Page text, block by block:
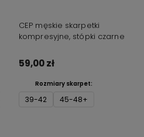
CEP męskie skarpetki
kompresyjne, stópki czarne
59,00 zł
Rozmiary skarpet:
39-42 45-48+